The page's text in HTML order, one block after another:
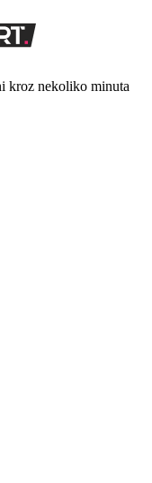
kroz nekoliko minuta